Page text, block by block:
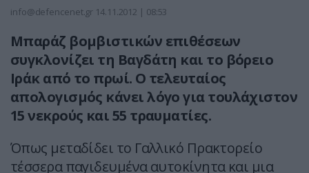
info@defencenet.gr 14.11.2012 | 08:53
Μπαράζ βομβιστικών επιθέσεων
συγκλονίζει τη Βαγδάτη και το βόρειο
Ιράκ από το πρωί. Ο τελευταίος
απολογισμός κάνει λόγο για τουλάχιστον
15 νεκρούς και 55 τραυματίες.
Όπως μεταδίδει το Γαλλικό Πρακτορείο
τέσσερα παγιδευμένα αυτοκίνητα και μια